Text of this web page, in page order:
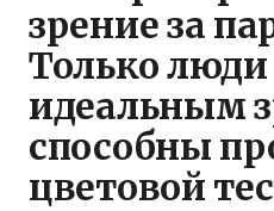
зрение за
Только люди
идеальным
способны
цветовой